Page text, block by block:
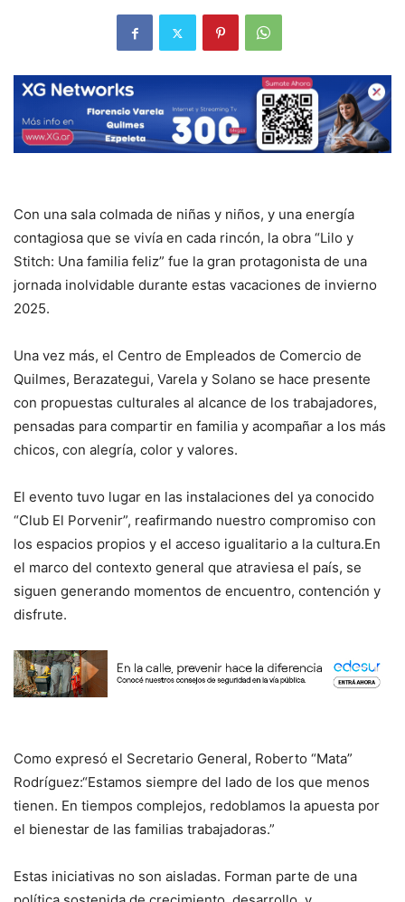
Con una sala colmada de niñas y niños, y una energía
contagiosa que se vivía en cada rincón, la obra “Lilo y
Stitch: Una familia feliz” fue la gran protagonista de una
jornada inolvidable durante estas vacaciones de invierno
2025.
Una vez más, el Centro de Empleados de Comercio de
Quilmes, Berazategui, Varela y Solano se hace presente
con propuestas culturales al alcance de los trabajadores,
pensadas para compartir en familia y acompañar a los más
chicos, con alegría, color y valores.
El evento tuvo lugar en las instalaciones del ya conocido
“Club El Porvenir”, reafirmando nuestro compromiso con
los espacios propios y el acceso igualitario a la cultura.En
el marco del contexto general que atraviesa el país, se
siguen generando momentos de encuentro, contención y
disfrute.
Como expresó el Secretario General, Roberto “Mata”
Rodríguez:“Estamos siempre del lado de los que menos
tienen. En tiempos complejos, redoblamos la apuesta por
el bienestar de las familias trabajadoras.”
Estas iniciativas no son aisladas. Forman parte de una